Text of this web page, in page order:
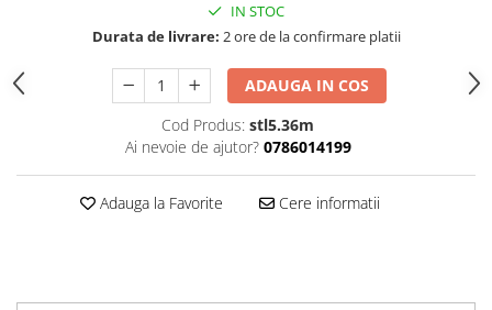
IN STOC
Durata de livrare: 2 ore de la confirmare platii
ADAUGA IN COS
Cod Produs: stl5.36m
Ai nevoie de ajutor? 0786014199
Adauga la Favorite Cere informatii